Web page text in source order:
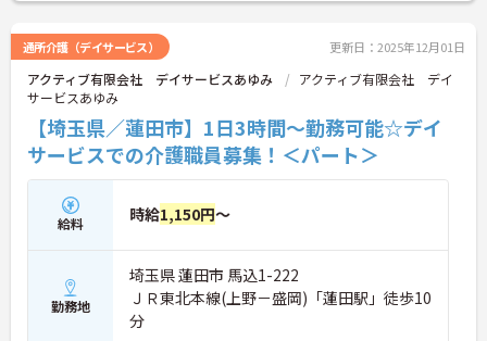
通所介護（デイサービス） 更新日：2025年12月01日
アクティブ有限会社 デイサービスあゆみ
アクティブ有限会社 デイ
サービスあゆみ
【埼玉県／蓮田市】1日3時間～勤務可能☆デイ
サービスでの介護職員募集！＜パート＞
給料 時給1,150円～
勤務地
埼玉県 蓮田市 馬込1-222
ＪＲ東北本線(上野－盛岡)「蓮田駅」徒歩10
分